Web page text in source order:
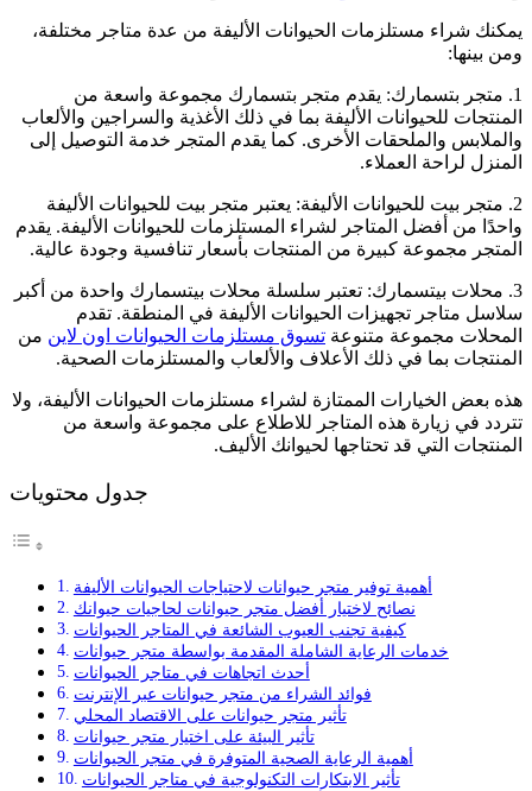
يمكنك شراء مستلزمات الحيوانات الأليفة من عدة متاجر مختلفة،
ومن بينها:
1. متجر بتسمارك: يقدم متجر بتسمارك مجموعة واسعة من
المنتجات للحيوانات الأليفة بما في ذلك الأغذية والسراجين والألعاب
والملابس والملحقات الأخرى. كما يقدم المتجر خدمة التوصيل إلى
المنزل لراحة العملاء.
2. متجر بيت للحيوانات الأليفة: يعتبر متجر بيت للحيوانات الأليفة
واحدًا من أفضل المتاجر لشراء المستلزمات للحيوانات الأليفة. يقدم
المتجر مجموعة كبيرة من المنتجات بأسعار تنافسية وجودة عالية.
3. محلات بيتسمارك: تعتبر سلسلة محلات بيتسمارك واحدة من أكبر
سلاسل متاجر تجهيزات الحيوانات الأليفة في المنطقة. تقدم
المحلات مجموعة متنوعة تسوق مستلزمات الحيوانات اون لاين من
المنتجات بما في ذلك الأعلاف والألعاب والمستلزمات الصحية.
هذه بعض الخيارات الممتازة لشراء مستلزمات الحيوانات الأليفة، ولا
تتردد في زيارة هذه المتاجر للاطلاع على مجموعة واسعة من
المنتجات التي قد تحتاجها لحيوانك الأليف.
جدول محتويات
أهمية توفير متجر حيوانات لاحتياجات الحيوانات الأليفة
نصائح لاختيار أفضل متجر حيوانات لحاجيات حيوانك
كيفية تجنب العيوب الشائعة في المتاجر الحيوانات
خدمات الرعاية الشاملة المقدمة بواسطة متجر حيوانات
أحدث اتجاهات في متاجر الحيوانات
فوائد الشراء من متجر حيوانات عبر الإنترنت
تأثير متجر حيوانات على الاقتصاد المحلي
تأثير البيئة على اختيار متجر حيوانات
أهمية الرعاية الصحية المتوفرة في متجر الحيوانات
تأثير الابتكارات التكنولوجية في متاجر الحيوانات